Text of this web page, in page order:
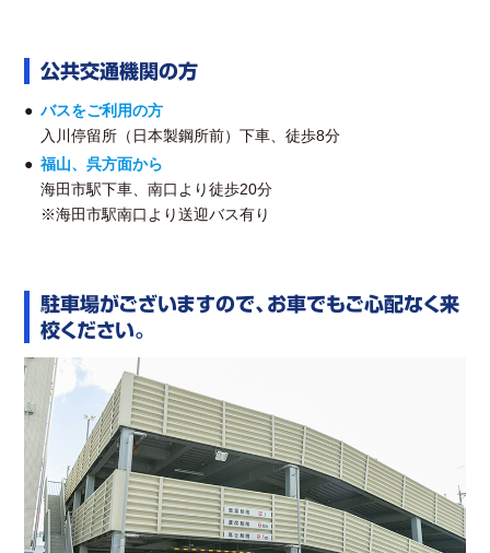
公共交通機関の方
バスをご利用の方
入川停留所（日本製鋼所前）下車、徒歩8分
福山、呉方面から
海田市駅下車、南口より徒歩20分
※海田市駅南口より送迎バス有り
駐車場がございますので、お車でもご心配なく来
校ください。